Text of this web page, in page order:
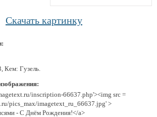
Скачать картинку
Кем: Гузель.
inscription-66637.php'><img src =
pics_max/imagetext_ru_66637.jpg' >
- С Днём Рождения!</a>